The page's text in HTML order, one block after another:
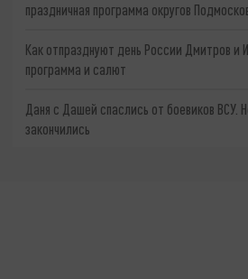
праздничная программа округов
Как отпразднуют день России Дмитров и
программа и салют
Даня с Дашей спаслись от боевиков
закончились